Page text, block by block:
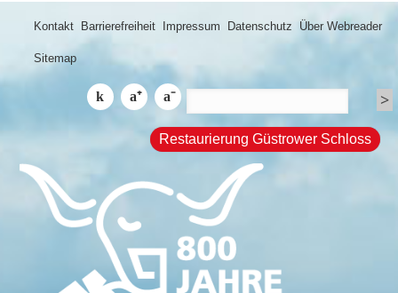
Kontakt Barrierefreiheit Impressum Datenschutz Über Webreader
Sitemap
Restaurierung Güstrower Schloss